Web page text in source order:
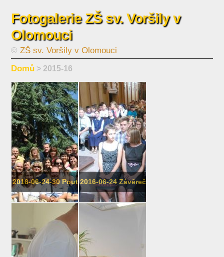
Fotogalerie ZŠ sv. Voršily v
Olomouci
©ZŠ sv. Voršily v Olomouci
Domů > 2015-16
2016-06-24-30 Pouť ZŠSV do Říma2016-06-24 Závěrečná mše sv., rozlo...